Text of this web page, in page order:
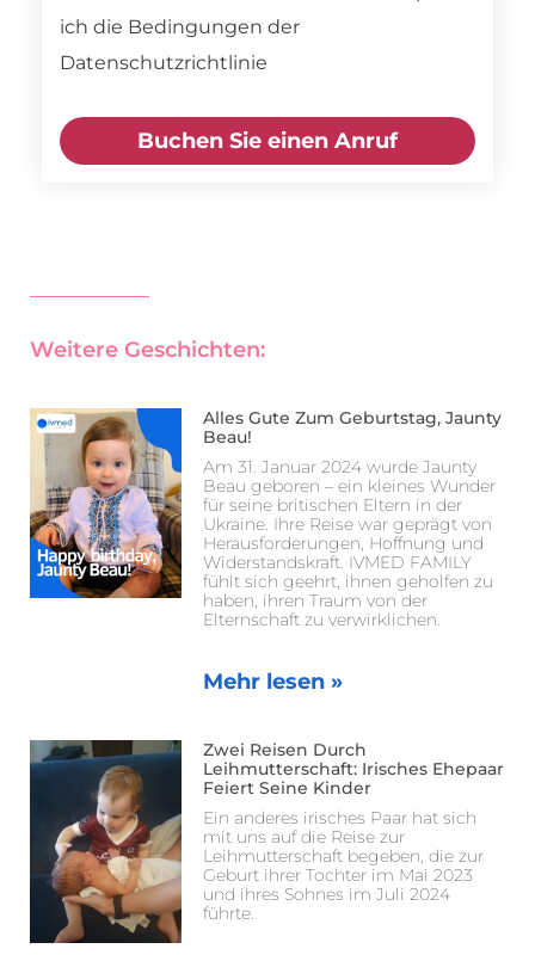
ich die Bedingungen der
Datenschutzrichtlinie
Buchen Sie einen Anruf
Weitere Geschichten:
Alles Gute Zum Geburtstag, Jaunty
Beau!
Am 31. Januar 2024 wurde Jaunty
Beau geboren – ein kleines Wunder
für seine britischen Eltern in der
Ukraine. Ihre Reise war geprägt von
Herausforderungen, Hoffnung und
Widerstandskraft. IVMED FAMILY
fühlt sich geehrt, ihnen geholfen zu
haben, ihren Traum von der
Elternschaft zu verwirklichen.
Mehr lesen »
Zwei Reisen Durch
Leihmutterschaft: Irisches Ehepaar
Feiert Seine Kinder
Ein anderes irisches Paar hat sich
mit uns auf die Reise zur
Leihmutterschaft begeben, die zur
Geburt ihrer Tochter im Mai 2023
und ihres Sohnes im Juli 2024
führte.